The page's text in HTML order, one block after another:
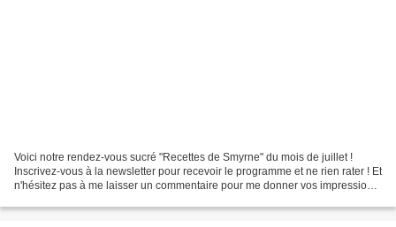
Voici notre rendez-vous sucré "Recettes de Smyrne" du mois de juillet !
Inscrivez-vous à la newsletter pour recevoir le programme et ne rien rater ! Et
n'hésitez pas à me laisser un commentaire pour me donner vos impressions